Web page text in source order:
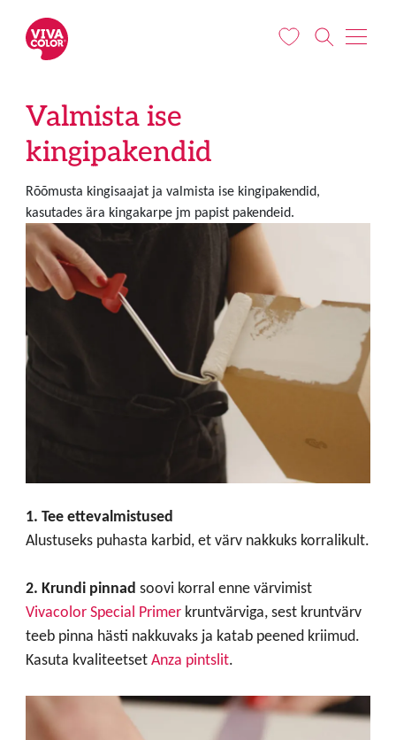
Valmista ise
kingipakendid
Rõõmusta kingisaajat ja valmista ise kingipakendid,
kasutades ära kingakarpe jm papist pakendeid.
1. Tee ettevalmistused
Alustuseks puhasta karbid, et värv nakkuks korralikult.
2. Krundi pinnad soovi korral enne värvimist
Vivacolor Special Primerkruntvärviga, sest kruntvärv
teeb pinna hästi nakkuvaks ja katab peened kriimud.
Kasuta kvaliteetsetAnza pintslit.